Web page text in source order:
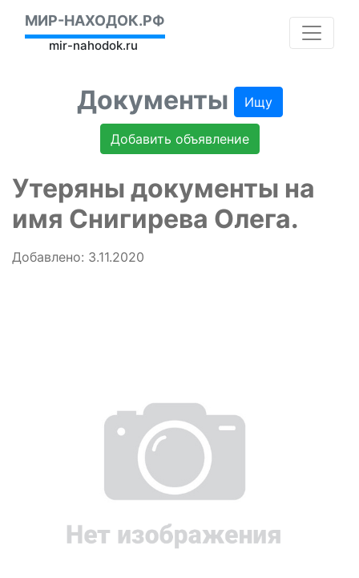
МИР-НАХОДОК.РФ
mir-nahodok.ru
Документы Ищу
Добавить объявление
Утеряны документы на
имя Снигирева Олега.
Добавлено: 3.11.2020